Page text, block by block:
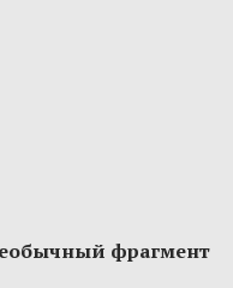
фрагмент